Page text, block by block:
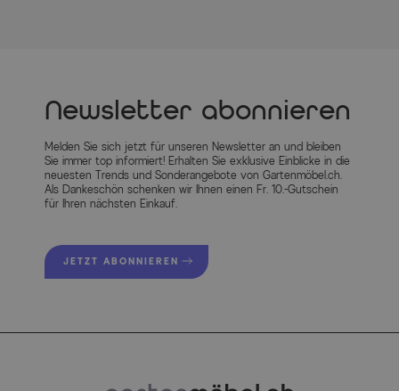
Newsletter abonnieren
Melden Sie sich jetzt für unseren Newsletter an und bleiben
Sie immer top informiert! Erhalten Sie exklusive Einblicke in die
neuesten Trends und Sonderangebote von Gartenmöbel.ch.
Als Dankeschön schenken wir Ihnen einen Fr. 10.-Gutschein
für Ihren nächsten Einkauf.
JETZT ABONNIEREN